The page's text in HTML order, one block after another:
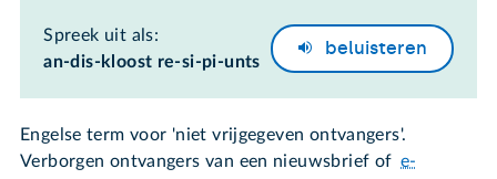
Spreek uit als:
an-dis-kloost re-si-pi-unts
beluisteren
Engelse term voor 'niet vrijgegeven ontvangers'.
Verborgen ontvangers van een nieuwsbrief of e-